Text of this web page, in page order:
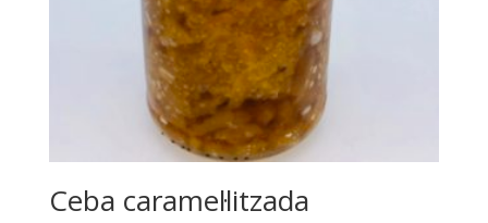
Ceba caramel·litzada